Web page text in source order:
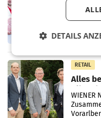
Penny
Ober-
WIENER
erneuert
in Haag
RETAIL
Alles
WIENER
DETAILS